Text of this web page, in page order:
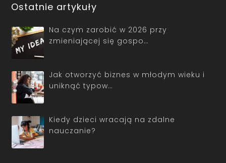
Ostatnie artykuły
Na czym zarobić w 2026 przy
zmieniającej się gospo…
Jak otworzyć biznes w młodym wieku i
uniknąć typow…
Kiedy dzieci wracają na zdalne
nauczanie?